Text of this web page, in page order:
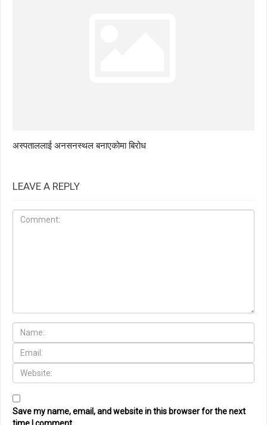
अस्पताललाई अनसनस्थल बनाएकोमा बिरोध
LEAVE A REPLY
Save my name, email, and website in this browser for the next